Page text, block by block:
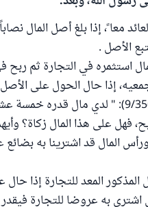
معا ً، إذا بلغ أصل المال
الأصل .
استثمره في التجارة ثم ربح
إذا حال الحول على
فهل على هذا المال زكاة؟
المال قد اشترينا به
المذكور المعد للتجارة إذا
اشتري به عروضا للتجارة